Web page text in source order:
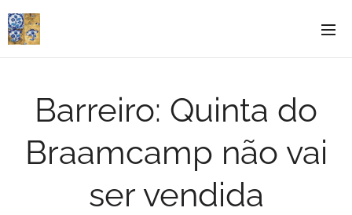
Barreiro: Quinta do
Braamcamp não vai
ser vendida